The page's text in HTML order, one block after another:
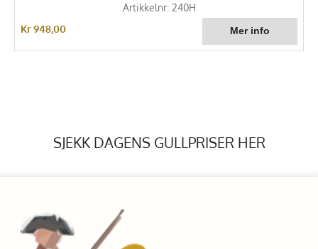
Artikkelnr: 240H
Kr 948,00
SJEKK DAGENS GULLPRISER HER